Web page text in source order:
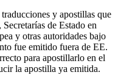
y apostillas que
de Estado en
y otras autoridades bajo
fue emitido fuera de EE.
para apostillarlo en el
la apostilla ya emitida.